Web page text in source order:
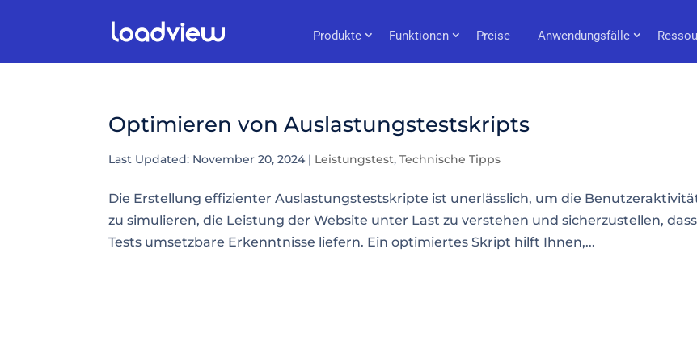
Produkte Funktionen Preise Anwendungsfälle
Optimieren von Auslastungstestskripts
Last Updated: November 20, 2024 | Leistungstest,Technische Tipps
Die Erstellung effizienter Auslastungstestskripte ist unerlässlich, um die
zu simulieren, die Leistung der Website unter Last zu verstehen und sicherzustellen,
Tests umsetzbare Erkenntnisse liefern. Ein optimiertes Skript hilft Ihnen,...